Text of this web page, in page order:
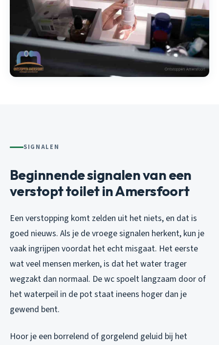
SIGNALEN
Beginnende signalen van een
verstopt toilet in Amersfoort
Een verstopping komt zelden uit het niets, en dat is
goed nieuws. Als je de vroege signalen herkent, kun je
vaak ingrijpen voordat het echt misgaat. Het eerste
wat veel mensen merken, is dat het water trager
wegzakt dan normaal. De wc spoelt langzaam door of
het waterpeil in de pot staat ineens hoger dan je
gewend bent.
Hoor je een borrelend of gorgelend geluid bij het